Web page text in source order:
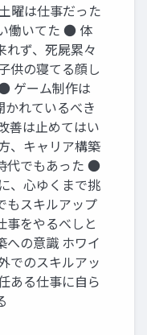
曜は仕事だった
働いてた ● 体
れず、死屍累々
供の寝てる顔し
ゲーム制作は
かれているべき
善は止めてはい
、キャリア構築
代でもあった ●
、心ゆくまで挑
スキルアップ
事をやるべしと
の意識 ホワイ
でのスキルアッ
ある仕事に自ら